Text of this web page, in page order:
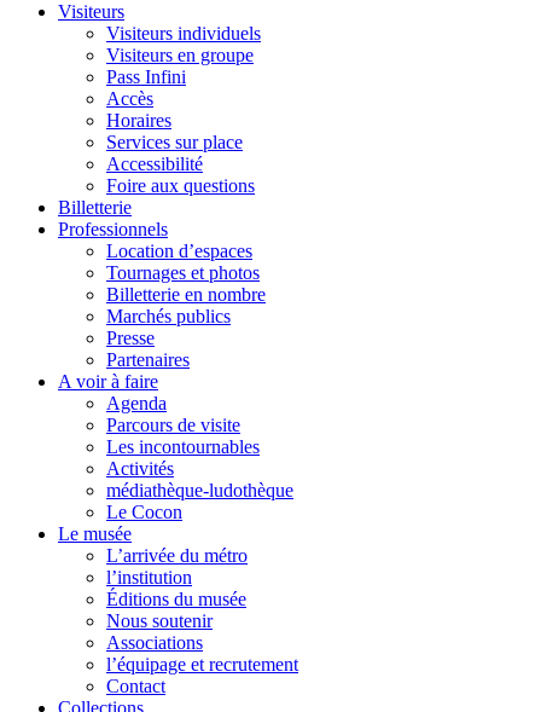
Visiteurs
Visiteurs individuels
Visiteurs en groupe
Pass Infini
Accès
Horaires
Services sur place
Accessibilité
Foire aux questions
Billetterie
Professionnels
Location d’espaces
Tournages et photos
Billetterie en nombre
Marchés publics
Presse
Partenaires
A voir à faire
Agenda
Parcours de visite
Les incontournables
Activités
médiathèque-ludothèque
Le Cocon
Le musée
L’arrivée du métro
l’institution
Éditions du musée
Nous soutenir
Associations
l’équipage et recrutement
Contact
Collections